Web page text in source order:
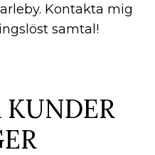
Kontakta mig
samtal!